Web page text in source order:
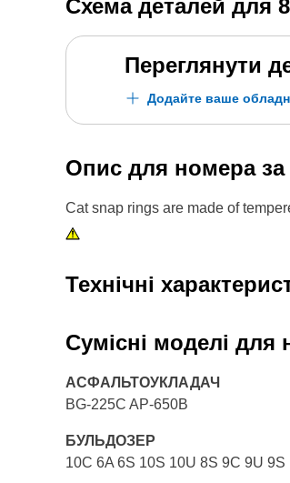
Схема деталей для
Переглянути
Додайте ваше
Опис для номера за
Cat snap rings are made of
Технічні
Сумісні моделі для
АСФАЛЬТОУКЛАДАЧ
BG-225C AP-650B
БУЛЬДОЗЕР
10C 6A 6S 10S 10U 8S 9C 9U 9S